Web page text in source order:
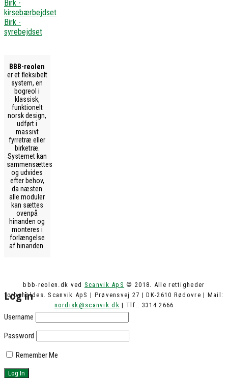
Birk -
kirsebærbejdset
Birk -
syrebejdset
BBB-reolen
er et fleksibelt
system, en
bogreol i
klassisk,
funktionelt
norsk design,
udført i
massivt
fyrretræ eller
birketræ.
Systemet kan
sammensættes
og udvides
efter behov,
da næsten
alle moduler
kan sættes
ovenpå
hinanden og
monteres i
forlængelse
af hinanden.
bbb-reolen.dk ved Scanvik ApS © 2018. Alle rettigheder
forbeholdes. Scanvik ApS | Prøvensvej 27 | DK-2610 Rødovre | Mail:
nordisk@scanvik.dk | Tlf.: 3314 2666
Log in
Username
Password
Remember Me